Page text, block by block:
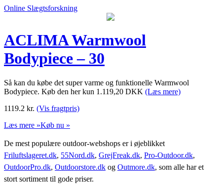
Online Slægtsforskning
ACLIMA Warmwool
Bodypiece – 30
Så kan du købe det super varme og funktionelle Warmwool
Bodypiece. Køb den her kun 1.119,20 DKK (Læs mere)
1119.2 kr. (Vis fragtpris)
Læs mere »Køb nu »
De mest populære outdoor-webshops er i øjeblikket
Friluftslageret.dk, 55Nord.dk, GrejFreak.dk, Pro-Outdoor.dk,
OutdoorPro.dk, Outdoorstore.dk og Outmore.dk, som alle har et
stort sortiment til gode priser.